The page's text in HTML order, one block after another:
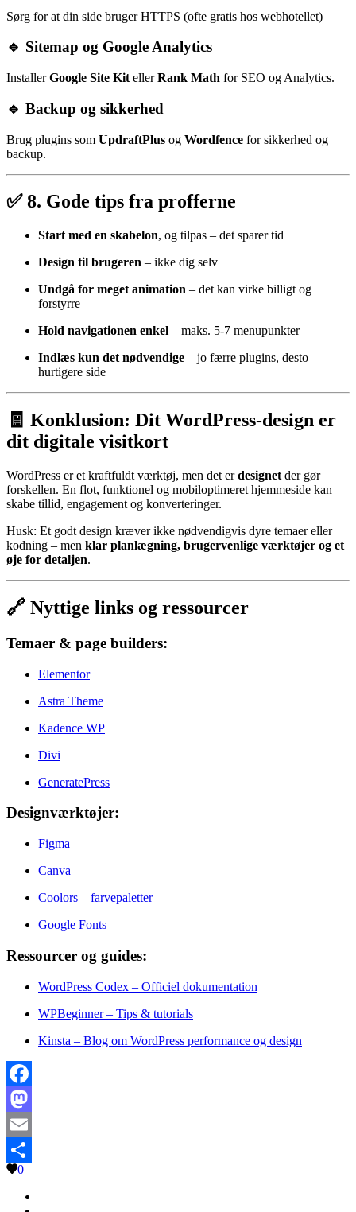
Sørg for at din side bruger HTTPS (ofte gratis hos webhotellet)
🔹 Sitemap og Google Analytics
InstallerGoogle Site Kit ellerRank Math for SEO og Analytics.
🔹 Backup og sikkerhed
Brug plugins som UpdraftPlus og Wordfence for sikkerhed og
backup.
✅ 8. Gode tips fra profferne
Start med en skabelon, og tilpas – det sparer tid
Design til brugeren – ikke dig selv
Undgå for meget animation – det kan virke billigt og
forstyrre
Hold navigationen enkel – maks. 5-7 menupunkter
Indlæs kun det nødvendige – jo færre plugins, desto
hurtigere side
🧾 Konklusion: Dit WordPress-design er
dit digitale visitkort
WordPress er et kraftfuldt værktøj, men det erdesignet der gør
forskellen. En flot, funktionel og mobiloptimeret hjemmeside kan
skabe tillid, engagement og konverteringer.
Husk: Et godt design kræver ikke nødvendigvis dyre temaer eller
kodning – men klar planlægning, brugervenlige værktøjer og et
øje for detaljen.
🔗 Nyttige links og ressourcer
Temaer & page builders:
Elementor
Astra Theme
Kadence WP
Divi
GeneratePress
Designværktøjer:
Figma
Canva
Coolors – farvepaletter
Google Fonts
Ressourcer og guides:
WordPress Codex – Officiel dokumentation
WPBeginner – Tips & tutorials
Kinsta – Blog om WordPress performance og design
Facebook
Mastodon
Email
Share
0